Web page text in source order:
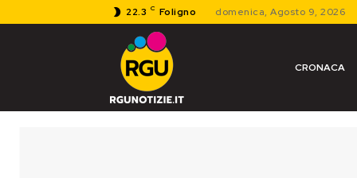
22.3 C Foligno domenica, Agosto 9, 2026
CRONACA